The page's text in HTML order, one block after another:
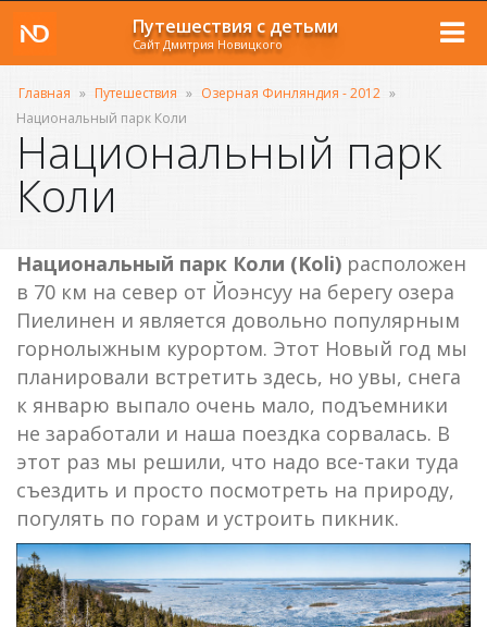
Путешествия с детьми
Сайт Дмитрия Новицкого
Главная » Путешествия » Озерная Финляндия - 2012 »
Национальный парк Коли
Национальный парк
Коли
Национальный парк Коли (Koli) расположен
в 70 км на север от Йоэнсуу на берегу озера
Пиелинен и является довольно популярным
горнолыжным курортом. Этот Новый год мы
планировали встретить здесь, но увы, снега
к январю выпало очень мало, подъемники
не заработали и наша поездка сорвалась. В
этот раз мы решили, что надо все-таки туда
съездить и просто посмотреть на природу,
погулять по горам и устроить пикник.